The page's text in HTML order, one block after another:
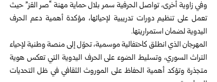
وفي زاوية أخرى، تواصل الحرفية سمر بلال حماية مهنة “صر القز” حيث
تعمل على تنظيم دورات تدريبية لإحيائها، مؤكدة أهمية دعم الحرف
اليدوية لضمان استمراريتها.
المهرجان الذي انطلق كاحتفالية موسمية، تحوّل إلى منصة وطنية لإحياء
التراث السوري، وتسليط الضوء على الحرف اليدوية التي تعكس هوية
متجذرة وتؤكد أهمية الحفاظ على الموروث الثقافي في ظل التحديات